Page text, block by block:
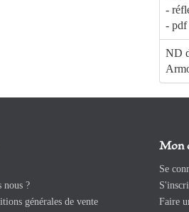
-
- pdf
ND
nous ?
générales de vente
Mon
Se
Faire